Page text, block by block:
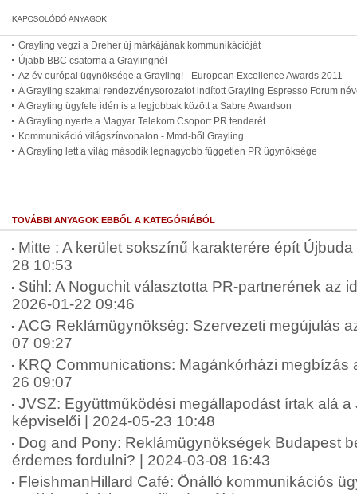
Grayling végzi a Dreher új márkájának kommunikációját
Újabb BBC csatorna a Graylingnél
Az év európai ügynöksége a Grayling! - European Excellence Awards 2011
A Grayling szakmai rendezvénysorozatot indított Grayling Espresso Forum
A Grayling ügyfele idén is a legjobbak között a Sabre Awardson
A Grayling nyerte a Magyar Telekom Csoport PR tenderét
Kommunikáció világszínvonalon - Mmd-ből Grayling
A Grayling lett a világ második legnagyobb független PR ügynöksége
TOVÁBBI ANYAGOK EBBŐL A KATEGÓRIÁBÓL
Mitte : A kerület sokszínű karakterére épít
28 10:53
Stihl: A Noguchit választotta PR-partnerének az
2026-01-22 09:46
ACG Reklámügynökség: Szervezeti megújulás
07 09:27
KRQ Communications: Magánkórházi megbízás
26 09:07
JVSZ: Együttműködési megállapodást írtak alá
képviselői | 2024-05-23 10:48
Dog and Pony: Reklámügynökségek Budapest
érdemes fordulni? | 2024-03-08 16:43
FleishmanHillard Café: Önálló kommunikációs